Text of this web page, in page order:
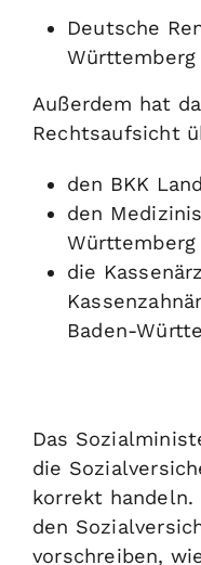
Deutsche
Württemberg
Außerdem hat
Rechtsaufsicht
den BKK
den
Württemberg
die
Baden-
Das
die
korrekt handeln.
den
vorschreiben,